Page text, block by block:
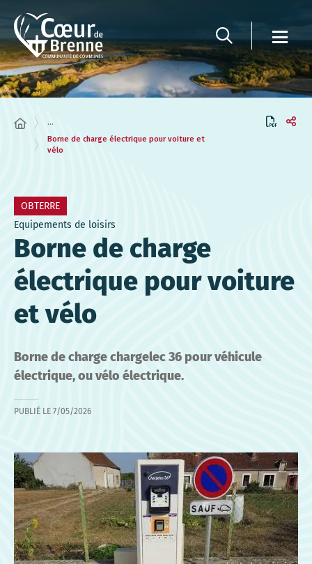
...
Borne de charge électrique pour voiture et
vélo
OBTERRE
Equipements de loisirs
Borne de charge
électrique pour voiture
et vélo
Borne de charge chargelec 36 pour véhicule
électrique, ou vélo électrique.
PUBLIÉ LE 7/05/2026